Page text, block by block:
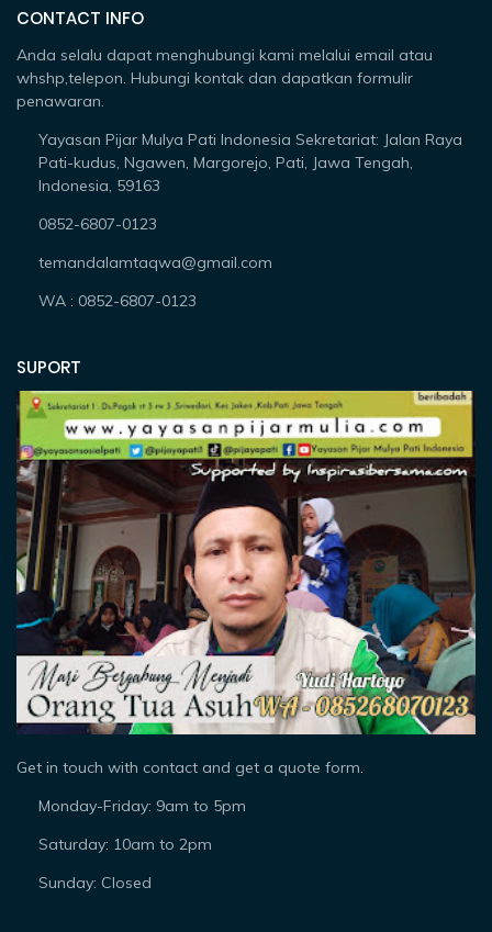
CONTACT INFO
Anda selalu dapat menghubungi kami melalui email atau
whshp,telepon. Hubungi kontak dan dapatkan formulir
penawaran.
Yayasan Pijar Mulya Pati Indonesia Sekretariat: Jalan Raya
Pati-kudus, Ngawen, Margorejo, Pati, Jawa Tengah,
Indonesia, 59163
0852-6807-0123
temandalamtaqwa@gmail.com
WA : 0852-6807-0123
SUPORT
Get in touch with contact and get a quote form.
Monday-Friday: 9am to 5pm
Saturday: 10am to 2pm
Sunday: Closed